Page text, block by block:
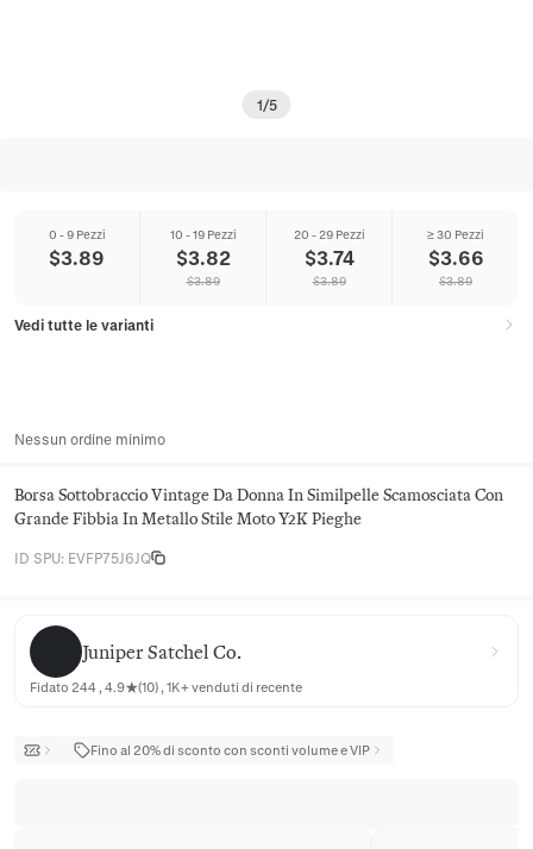
1/5
0 - 9 Pezzi
$3.89
10 - 19 Pezzi
$3.82
$3.89
20 - 29 Pezzi
$3.74
$3.89
≥ 30 Pezzi
$3.66
$3.89
Vedi tutte le varianti
Nessun ordine minimo
Borsa Sottobraccio Vintage Da Donna In Similpelle Scamosciata Con
Grande Fibbia In Metallo Stile Moto Y2K Pieghe
ID SPU: EVFP75J6JQ
Juniper Satchel Co.
Juniper Satchel Co.
Fidato 244 , 4.9★(10) , 1K+ venduti di recente
Fino al 20% di sconto con sconti volume e VIP